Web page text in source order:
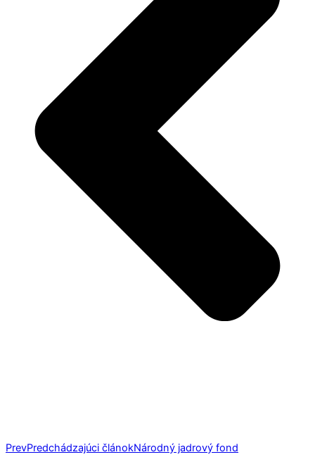
PrevPredchádzajúci článokNárodný jadrový fond